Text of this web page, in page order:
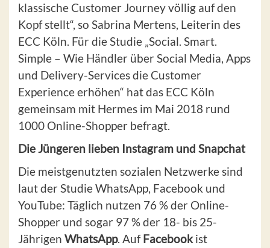
klassische Customer Journey völlig auf den
Kopf stellt“, so Sabrina Mertens, Leiterin des
ECC Köln. Für die Studie „Social. Smart.
Simple – Wie Händler über Social Media, Apps
und Delivery-Services die Customer
Experience erhöhen“ hat das ECC Köln
gemeinsam mit Hermes im Mai 2018 rund
1000 Online-Shopper befragt.
Die Jüngeren lieben Instagram und Snapchat
Die meistgenutzten sozialen Netzwerke sind
laut der Studie WhatsApp, Facebook und
YouTube: Täglich nutzen 76 % der Online-
Shopper und sogar 97 % der 18- bis 25-
Jährigen WhatsApp. AufFacebookist